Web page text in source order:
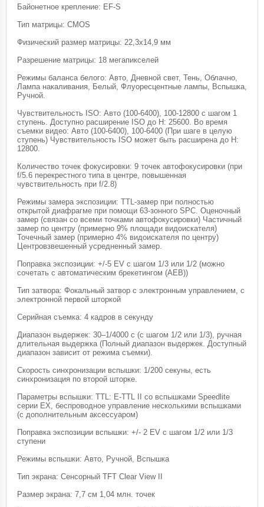
Байонетное крепление: EF-S
Тип матрицы: CMOS
Физический размер матрицы: 22,3x14,9 мм
Разрешение матрицы: 18 мегапикселей
Режимы баланса белого: Авто, Дневной свет, Тень, Облачно,
Лампа накаливания, Белый, Флуоресцентные лампы, Вспышка,
Ручной.
Чувствительность ISO: Авто (100-6400), 100-12800 с шагом 1
ступень. Доступно расширение ISO до H: 25600. Во время
съемки видео: Авто (100-6400), 100-6400 (При шаге в целую
ступень) Чувствительность ISO может быть расширена до H:
12800.
Количество точек фокусировки: 9 точек автофокусировки (при
f/5.6 перекрестного типа в центре, повышенная
чувствительность при f/2.8)
Режимы замера экспозиции: TTL-замер при полностью
открытой диафрагме при помощи 63-зонного SPC. Оценочный
замер (связан со всеми точками автофокусировки) Частичный
замер по центру (примерно 9% площади видоискателя)
Точечный замер (примерно 4% видоискателя по центру)
Центровзвешенный усредненный замер.
Поправка экспозиции: +/-5 EV с шагом 1/3 или 1/2 (можно
сочетать с автоматическим брекетингом (AEB))
Тип затвора: Фокальный затвор с электронным управлением, с
электронной первой шторкой
Серийная съемка: 4 кадров в секунду
Диапазон выдержек: 30–1/4000 с (с шагом 1/2 или 1/3), ручная
длительная выдержка (Полный диапазон выдержек. Доступный
диапазон зависит от режима съемки).
Скорость синхронизации вспышки: 1/200 секуны, есть
синхронизация по второй шторке.
Параметры вспышки: TTL: E-TTL II со вспышками Speedlite
серии EX, беспроводное управление несколькими вспышками
(с дополнительным аксессуаром)
Поправка экспозиции вспышки: +/- 2 EV с шагом 1/2 или 1/3
ступени
Режимы вспышки: Авто, Ручной, Вспышка
Тип экрана: Сенсорный TFT Clear View II
Размер экрана: 7,7 см 1,04 млн. точек